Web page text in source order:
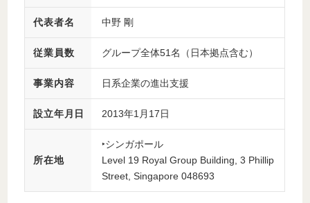
代表者名 中野 剛
従業員数 グループ全体51名（日本拠点含む）
事業内容 日系企業の進出支援
設立年月日 2013年1月17日
所在地
‣シンガポール
Level 19 Royal Group Building, 3 Phillip
Street, Singapore 048693